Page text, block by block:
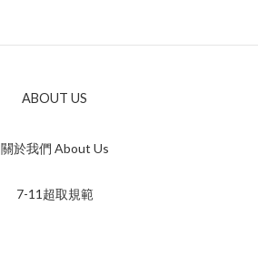
ABOUT US
關於我們 About Us
7-11超取規範